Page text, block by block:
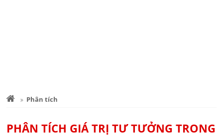
Phân tích
PHÂN TÍCH GIÁ TRỊ TƯ TƯỞNG TRONG